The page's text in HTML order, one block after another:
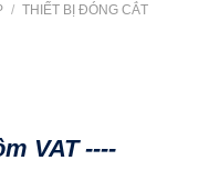
/ THIẾT BỊ ĐÓNG CẮT
VAT ----